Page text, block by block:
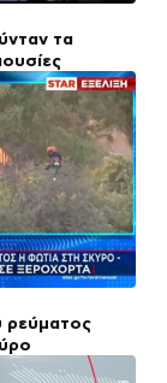
τα
ρεύματος